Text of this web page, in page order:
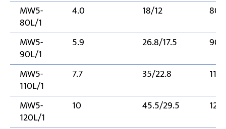
MW5-
80L/1
4.0 18/12 800
MW5-
90L/1
5.9 26.8/17.5 900
MW5-
110L/1
7.7 35/22.8
MW5-
120L/1
10 45.5/29.5